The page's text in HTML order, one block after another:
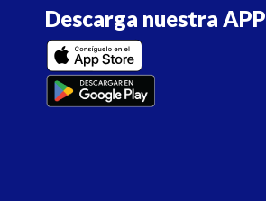
Descarga nuestra APP